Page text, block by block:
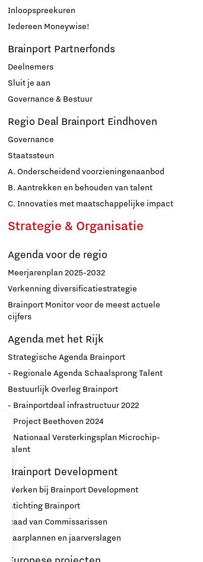
Inloopspreekuren
Iedereen Moneywise!
Brainport Partnerfonds
Deelnemers
Sluit je aan
Governance & Bestuur
Regio Deal Brainport Eindhoven
Governance
Staatssteun
A. Onderscheidend voorzieningenaanbod
B. Aantrekken en behouden van talent
C. Innovaties met maatschappelijke impact
Strategie & Organisatie
Agenda voor de regio
Meerjarenplan 2025-2032
Verkenning diversificatiestrategie
Brainport Monitor voor de meest actuele
cijfers
Agenda met het Rijk
Strategische Agenda Brainport
- Regionale Agenda Schaalsprong Talent
Bestuurlijk Overleg Brainport
- Brainportdeal infrastructuur 2022
- Project Beethoven 2024
- Nationaal Versterkingsplan Microchip-
talent
Brainport Development
Werken bij Brainport Development
Stichting Brainport
Raad van Commissarissen
Jaarplannen en jaarverslagen